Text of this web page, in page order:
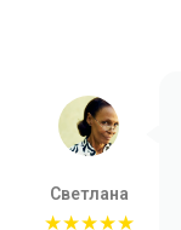
Светлана
★★★★★